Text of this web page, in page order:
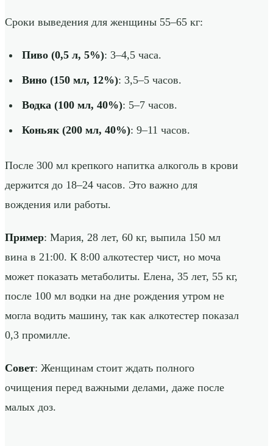
Сроки выведения для женщины 55–65 кг:
Пиво (0,5 л, 5%): 3–4,5 часа.
Вино (150 мл, 12%): 3,5–5 часов.
Водка (100 мл, 40%): 5–7 часов.
Коньяк (200 мл, 40%): 9–11 часов.
После 300 мл крепкого напитка алкоголь в крови
держится до 18–24 часов. Это важно для
вождения или работы.
Пример: Мария, 28 лет, 60 кг, выпила 150 мл
вина в 21:00. К 8:00 алкотестер чист, но моча
может показать метаболиты. Елена, 35 лет, 55 кг,
после 100 мл водки на дне рождения утром не
могла водить машину, так как алкотестер показал
0,3 промилле.
Совет: Женщинам стоит ждать полного
очищения перед важными делами, даже после
малых доз.